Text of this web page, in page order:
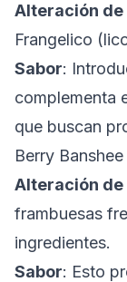
Alteración
Frangelico
Sabor:
complementa
que buscan
Berry Banshee
Alteración
frambuesas
ingredientes.
Sabor: Esto